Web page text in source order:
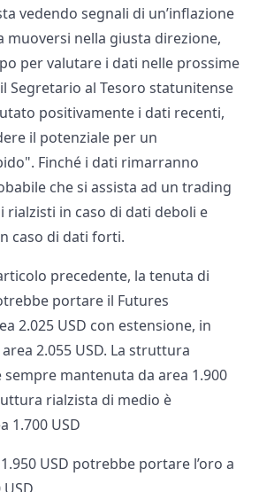
vedendo segnali di un’inflazione
muoversi nella giusta direzione,
per valutare i dati nelle prossime
Segretario al Tesoro statunitense
positivamente i dati recenti,
il potenziale per un
Finché i dati rimarranno
che si assista ad un trading
rialzisti in caso di dati deboli e
caso di dati forti.
precedente, la tenuta di
portare il Futures
2.025 USD con estensione, in
2.055 USD. La struttura
sempre mantenuta da area 1.900
rialzista di medio è
1.700 USD
USD potrebbe portare l’oro a